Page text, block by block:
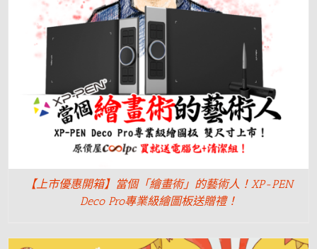
【上市優惠開箱】當個「繪畫術」的藝術人！XP-PEN
Deco Pro專業級繪圖板送贈禮！